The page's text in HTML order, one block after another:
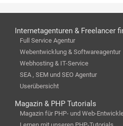
Internetagenturen & Freelancer
Full Service Agentur
Webentwicklung & Softwareagentur
Webhosting & IT-Service
SEA , SEM und SEO Agentur
Userübersicht
Magazin & PHP Tutorials
Magazin für PHP- und Web-
Lernen mit unseren PHP-Tutorials